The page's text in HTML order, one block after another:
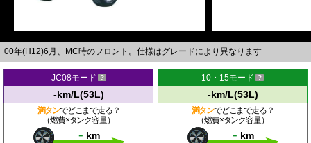
00年(H12)6月、MC時のフロント。仕様はグレードにより異なります
JC08モード
-km/L(53L)
満タンでどこまで走る？
（燃費×タンク容量）
- km
10・15モード
-km/L(53L)
満タンでどこまで走る？
（燃費×タンク容量）
- km